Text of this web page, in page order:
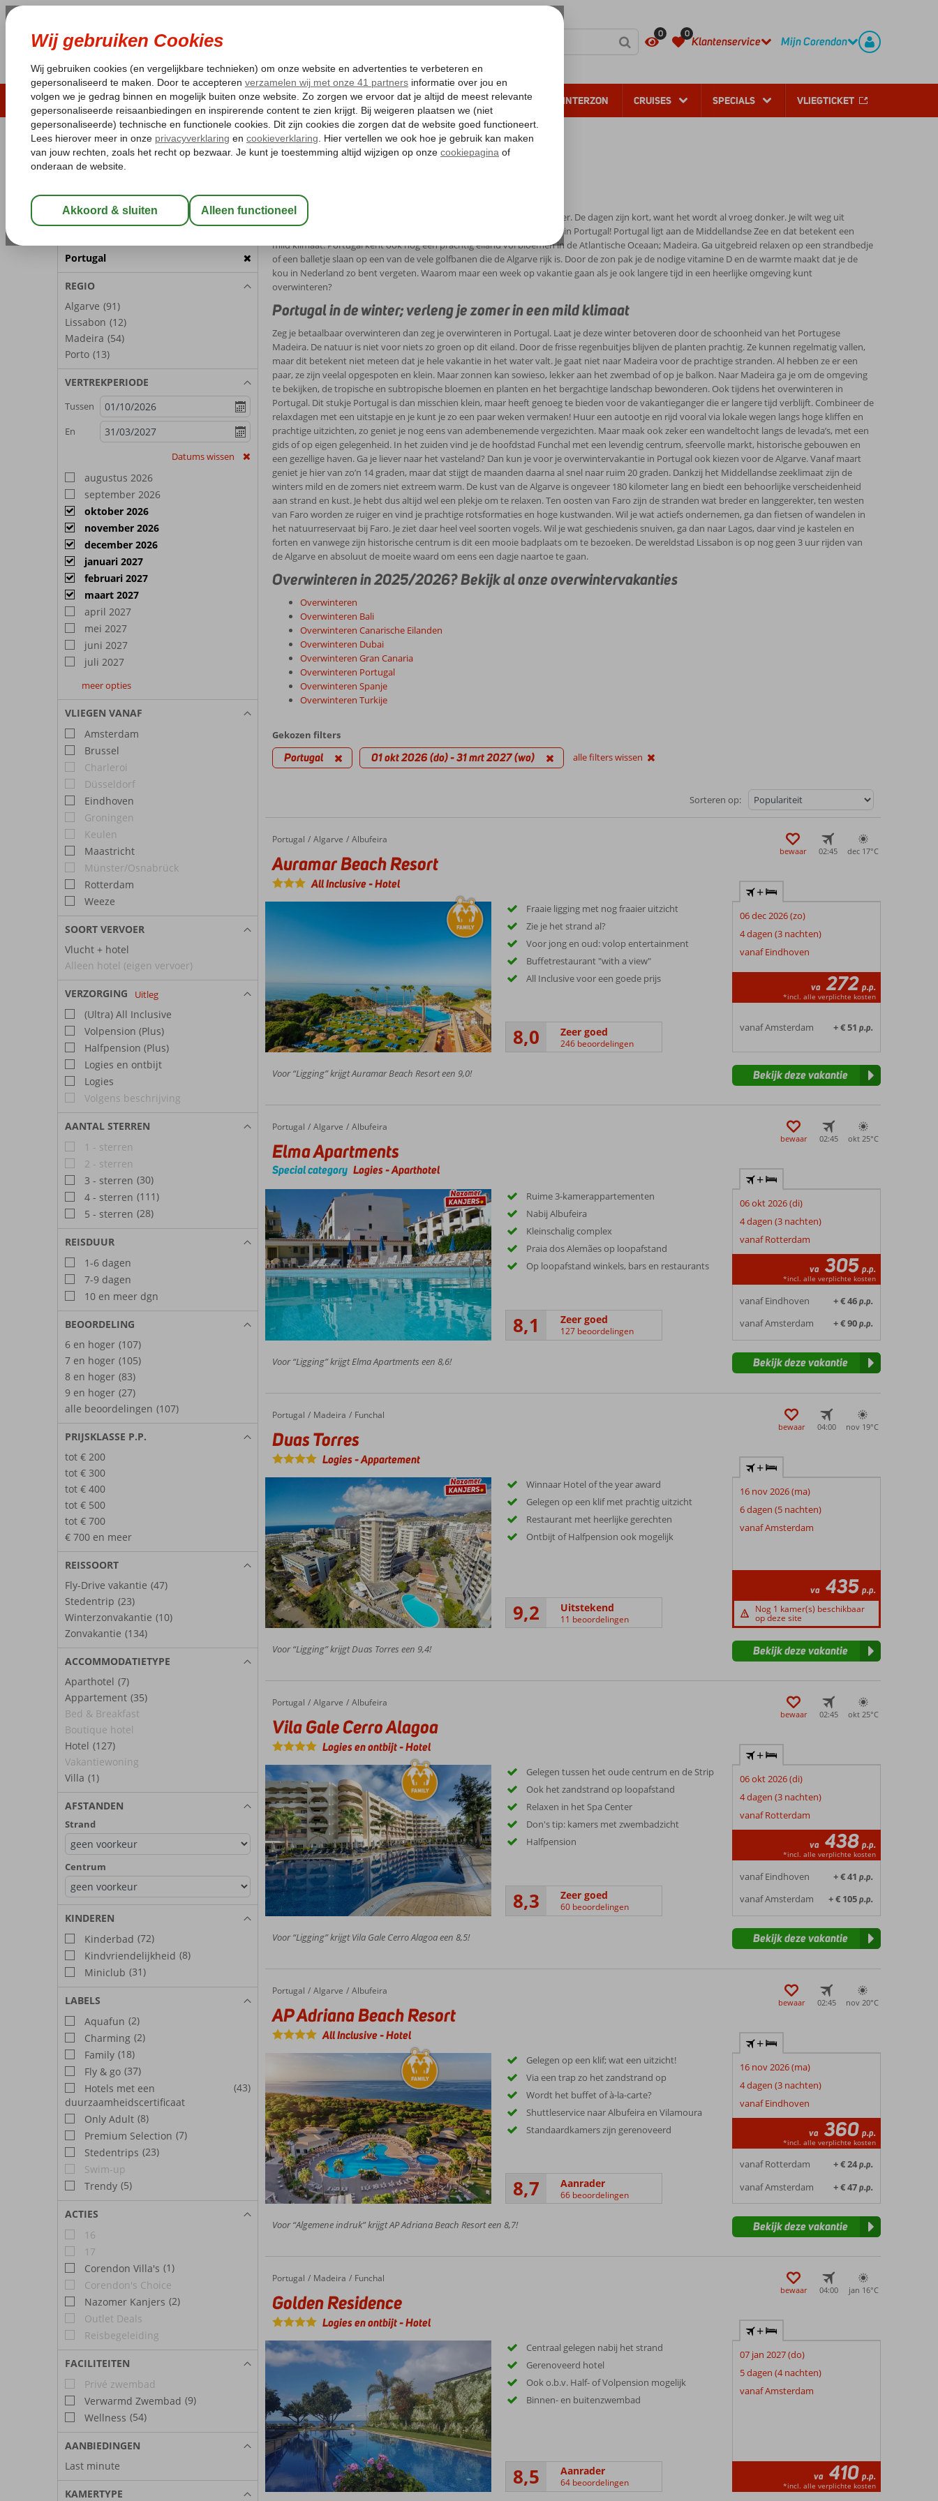
0 0
Klantenservice Mijn Corendon
LAST MINUTE ZOMER 2026 ZONVAKANTIE VERRE REIZEN ALL INCLUSIVE WINTERZON CRUISES SPECIALS VLIEGTICKET
Pakketgarantie Laagsteprijsgarantie* Gratis annuleren*
REISGEZELSCHAP
Wijzig Reisgezelschap
Portugal
REGIO
Algarve (91)
Lissabon (12)
Madeira (54)
Porto (13)
VERTREKPERIODE
Tussen
En
Datums wissen
augustus 2026
september 2026
oktober 2026
november 2026
december 2026
januari 2027
februari 2027
maart 2027
april 2027
mei 2027
juni 2027
juli 2027
augustus
2027
september
2027
oktober
2027
meer opties
VLIEGEN VANAF
Amsterdam
Brussel
Charleroi
Düsseldorf
Eindhoven
Groningen
Keulen
Maastricht
Münster/Osnabrück
Rotterdam
Weeze
SOORT VERVOER
Vlucht + hotel
Alleen hotel (eigen vervoer)
VERZORGING Uitleg
(Ultra) All Inclusive
Volpension (Plus)
Halfpension (Plus)
Logies en ontbijt
Logies
Volgens beschrijving
AANTAL STERREN
1 - sterren
2 - sterren
3 - sterren (30)
4 - sterren (111)
5 - sterren (28)
REISDUUR
1-6 dagen
7-9 dagen
10 en meer dgn
BEOORDELING
6 en hoger (107)
7 en hoger (105)
8 en hoger (83)
9 en hoger (27)
alle beoordelingen (107)
PRIJSKLASSE P.P.
tot € 200
tot € 300
tot € 400
tot € 500
tot € 700
€ 700 en meer
REISSOORT
Fly-Drive vakantie (47)
Stedentrip (23)
Winterzonvakantie (10)
Zonvakantie (134)
ACCOMMODATIETYPE
Aparthotel (7)
Appartement (35)
Bed & Breakfast
Boutique hotel
Hotel (127)
Vakantiewoning
Villa (1)
AFSTANDEN
Strand
Centrum
KINDEREN
Kinderbad (72)
Kindvriendelijkheid (8)
Miniclub (31)
LABELS
Aquafun (2)
Charming (2)
Family (18)
Fly & go (37)
Hotels met een
duurzaamheidscertificaat
(43)
Only Adult (8)
Premium Selection (7)
Stedentrips (23)
Swim-up
Trendy (5)
ACTIES
16
17
Corendon Villa's (1)
Corendon's Choice
Nazomer Kanjers (2)
Outlet Deals
Reisbegeleiding
FACILITEITEN
Privé zwembad
Verwarmd Zwembad (9)
Wellness (54)
AANBIEDINGEN
Last minute
KAMERTYPE
Overwinteren in Portugal
De winter is weer begonnen en dat staat garant voor koud en guur weer. De dagen zijn kort, want het wordt al vroeg donker. Je wilt weg uit
Nederland om te gaan ontspannen in de warme zon. Ga overwinteren in Portugal! Portugal ligt aan de Middellandse Zee en dat betekent een
mild klimaat. Portugal kent ook nog een prachtig eiland vol bloemen in de Atlantische Oceaan; Madeira. Ga uitgebreid relaxen op een strandbedje
of een balletje slaan op een van de vele golfbanen die de Algarve rijk is. Door de zon pak je de nodige vitamine D en de warmte maakt dat je de
kou in Nederland zo bent vergeten. Waarom maar een week op vakantie gaan als je ook langere tijd in een heerlijke omgeving kunt
overwinteren?
Portugal in de winter; verleng je zomer in een mild klimaat
Zeg je betaalbaar overwinteren dan zeg je overwinteren in Portugal. Laat je deze winter betoveren door de schoonheid van het Portugese
Madeira. De natuur is niet voor niets zo groen op dit eiland. Door de frisse regenbuitjes blijven de planten prachtig. Ze kunnen regelmatig vallen,
maar dit betekent niet meteen dat je hele vakantie in het water valt. Je gaat niet naar Madeira voor de prachtige stranden. Al hebben ze er een
paar, ze zijn veelal opgespoten en klein. Maar zonnen kan sowieso, lekker aan het zwembad of op je balkon. Naar Madeira ga je om de omgeving
te bekijken, de tropische en subtropische bloemen en planten en het bergachtige landschap bewonderen. Ook tijdens het overwinteren in
Portugal. Dit stukje Portugal is dan misschien klein, maar heeft genoeg te bieden voor de vakantieganger die er langere tijd verblijft. Combineer de
relaxdagen met een uitstapje en je kunt je zo een paar weken vermaken! Huur een autootje en rijd vooral via lokale wegen langs hoge kliffen en
prachtige uitzichten, zo geniet je nog eens van adembenemende vergezichten. Maar maak ook zeker een wandeltocht langs de levada’s, met een
gids of op eigen gelegenheid. In het zuiden vind je de hoofdstad Funchal met een levendig centrum, sfeervolle markt, historische gebouwen en
een gezellige haven. Ga je liever naar het vasteland? Dan kun je voor je overwintervakantie in Portugal ook kiezen voor de Algarve. Vanaf maart
geniet je hier van zo’n 14 graden, maar dat stijgt de maanden daarna al snel naar ruim 20 graden. Dankzij het Middellandse zeeklimaat zijn de
winters mild en de zomers niet extreem warm. De kust van de Algarve is ongeveer 180 kilometer lang en biedt een behoorlijke verscheidenheid
aan strand en kust. Je hebt dus altijd wel een plekje om te relaxen. Ten oosten van Faro zijn de stranden wat breder en langgerekter, ten westen
van Faro worden ze ruiger en vind je prachtige rotsformaties en hoge kustwanden. Wil je wat actiefs ondernemen, ga dan fietsen of wandelen in
het natuurreservaat bij Faro. Je ziet daar heel veel soorten vogels. Wil je wat geschiedenis snuiven, ga dan naar Lagos, daar vind je kastelen en
forten en vanwege zijn historische centrum is dit een mooie badplaats om te bezoeken. De wereldstad Lissabon is op nog geen 3 uur rijden van
de Algarve en absoluut de moeite waard om eens een dagje naartoe te gaan.
Overwinteren in 2025/2026? Bekijk al onze overwintervakanties
Overwinteren
Overwinteren Bali
Overwinteren Canarische Eilanden
Overwinteren Dubai
Overwinteren Gran Canaria
Overwinteren Portugal
Overwinteren Spanje
Overwinteren Turkije
Gekozen filters
Portugal 01 okt 2026 (do) - 31 mrt 2027 (wo) alle filters wissen
Sorteren op:
Home
Portugal Algarve Albufeira
Auramar Beach Resort
Auramar Beach Resort
All Inclusive-Hotel
bewaar 02:45 dec 17°C
Fraaie ligging met nog fraaier uitzicht
Zie je het strand al?
Voor jong en oud: volop entertainment
Buffetrestaurant "with a view"
All Inclusive voor een goede prijs
8,0 Zeer goed
246 beoordelingen
+
06 dec 2026 (zo)
4 dagen (3 nachten)
vanaf Eindhoven
va 272 p.p.
*incl. alle verplichte kosten
vanaf Amsterdam + € 51 p.p.
Voor “Ligging” krijgt Auramar Beach Resort een 9,0! Bekijk deze vakantie
Home
Portugal Algarve Albufeira
Elma Apartments
Elma Apartments
Special category Logies-Aparthotel
bewaar 02:45 okt 25°C
Ruime 3-kamerappartementen
Nabij Albufeira
Kleinschalig complex
Praia dos Alemães op loopafstand
Op loopafstand winkels, bars en restaurants
8,1 Zeer goed
127 beoordelingen
+
06 okt 2026 (di)
4 dagen (3 nachten)
vanaf Rotterdam
va 305 p.p.
*incl. alle verplichte kosten
vanaf Eindhoven + € 46p.p.
vanaf Amsterdam + € 90p.p.
Voor “Ligging” krijgt Elma Apartments een 8,6! Bekijk deze vakantie
Home
Portugal Madeira Funchal
Duas Torres
Duas Torres
Logies-Appartement
bewaar 04:00 nov 19°C
Winnaar Hotel of the year award
Gelegen op een klif met prachtig uitzicht
Restaurant met heerlijke gerechten
Ontbijt of Halfpension ook mogelijk
9,2 Uitstekend
11 beoordelingen
+
16 nov 2026 (ma)
6 dagen (5 nachten)
vanaf Amsterdam
va 435 p.p.
Nog 1 kamer(s) beschikbaar
op deze site
Voor “Ligging” krijgt Duas Torres een 9,4! Bekijk deze vakantie
Home
Portugal Algarve Albufeira
Vila Gale Cerro Alagoa
Vila Gale Cerro Alagoa
Logies en ontbijt-Hotel
bewaar 02:45 okt 25°C
Gelegen tussen het oude centrum en de Strip
Ook het zandstrand op loopafstand
Relaxen in het Spa Center
Don's tip: kamers met zwembadzicht
Halfpension
8,3 Zeer goed
60 beoordelingen
+
06 okt 2026 (di)
4 dagen (3 nachten)
vanaf Rotterdam
va 438 p.p.
*incl. alle verplichte kosten
vanaf Eindhoven + € 41 p.p.
vanaf Amsterdam + € 105p.p.
Voor “Ligging” krijgt Vila Gale Cerro Alagoa een 8,5! Bekijk deze vakantie
Home
Portugal Algarve Albufeira
AP Adriana Beach Resort
AP Adriana Beach Resort
All Inclusive-Hotel
bewaar 02:45 nov 20°C
Gelegen op een klif; wat een uitzicht!
Via een trap zo het zandstrand op
Wordt het buffet of à-la-carte?
Shuttleservice naar Albufeira en Vilamoura
Standaardkamers zijn gerenoveerd
8,7 Aanrader
66 beoordelingen
+
16 nov 2026 (ma)
4 dagen (3 nachten)
vanaf Eindhoven
va 360 p.p.
*incl. alle verplichte kosten
vanaf Rotterdam + € 24p.p.
vanaf Amsterdam + € 47p.p.
Voor “Algemene indruk” krijgt AP Adriana Beach Resort een 8,7! Bekijk deze vakantie
Home
Portugal Madeira Funchal
Golden Residence
Golden Residence
Logies en ontbijt-Hotel
bewaar 04:00 jan 16°C
Centraal gelegen nabij het strand
Gerenoveerd hotel
Ook o.b.v. Half- of Volpension mogelijk
Binnen- en buitenzwembad
8,5 Aanrader
64 beoordelingen
+
07 jan 2027 (do)
5 dagen (4 nachten)
vanaf Amsterdam
va 410 p.p.
*incl. alle verplichte kosten